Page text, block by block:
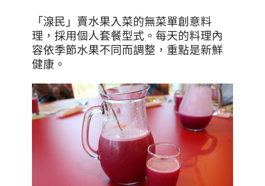
「湶民」賣水果入菜的無菜單創意料
理，採用個人套餐型式。每天的料理內
容依季節水果不同而調整，重點是新鮮
健康。